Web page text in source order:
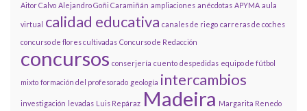
Aitor Calvo Alejandro Goñi Caramiñán ampliaciones anécdotas APYMA aula
virtual calidad educativa canales de riego carreras de coches
concurso de flores cultivadas Concurso de Redacción
concursos conserjería cuento despedidas equipo de fútbol
mixto formación del profesorado geología intercambios
investigación levadas Luis Repáraz Madeira Margarita Renedo